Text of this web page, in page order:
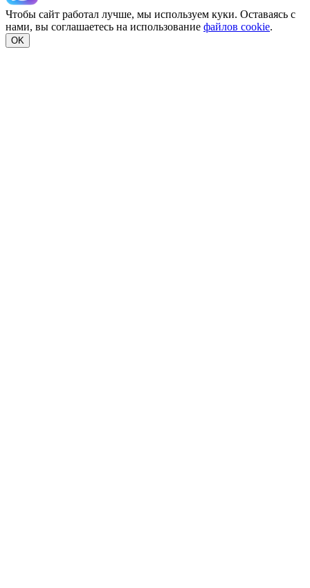
Чтобы сайт работал лучше, мы используем куки. Оставаясь с
нами, вы соглашаетесь на использование файлов cookie.
OK